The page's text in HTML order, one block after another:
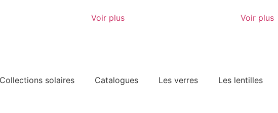
Voir plus Voir plus
Collections solaires Catalogues Les verres
Les lentilles